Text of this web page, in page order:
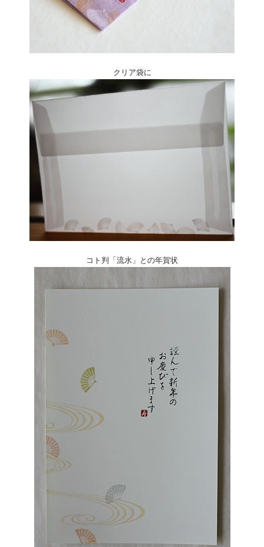
クリア袋に
コト判「流水」との年賀状